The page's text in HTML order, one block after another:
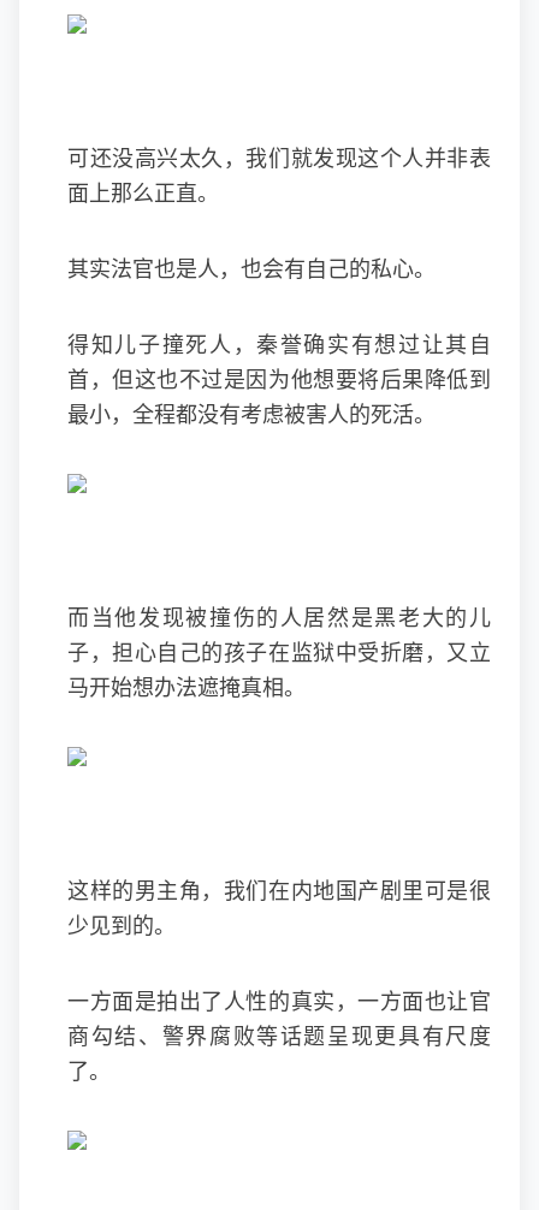
可还没高兴太久，我们就发现这个人并非表
面上那么正直。
其实法官也是人，也会有自己的私心。
得知儿子撞死人，秦誉确实有想过让其自
首，但这也不过是因为他想要将后果降低到
最小，全程都没有考虑被害人的死活。
而当他发现被撞伤的人居然是黑老大的儿
子，担心自己的孩子在监狱中受折磨，又立
马开始想办法遮掩真相。
这样的男主角，我们在内地国产剧里可是很
少见到的。
一方面是拍出了人性的真实，一方面也让官
商勾结、警界腐败等话题呈现更具有尺度
了。